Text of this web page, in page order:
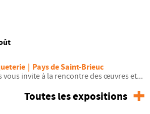
Pays de Saint-Brieuc
vous invite à la rencontre des œuvres et...
Toutes les expositions +